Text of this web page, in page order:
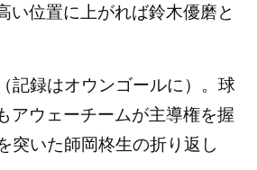
い位置に上がれば鈴木優磨と
記録はオウンゴールに）。球
アウェーチームが主導権を握
突いた師岡柊生の折り返し